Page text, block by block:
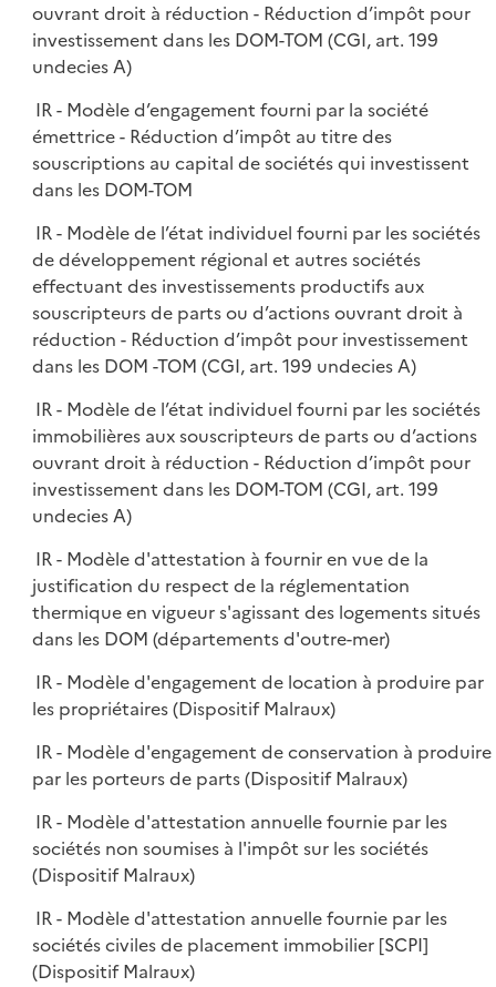
ouvrant droit à réduction - Réduction d’impôt pour
investissement dans les DOM-TOM (CGI, art. 199
undecies A)
IR - Modèle d’engagement fourni par la société
émettrice - Réduction d’impôt au titre des
souscriptions au capital de sociétés qui investissent
dans les DOM-TOM
IR - Modèle de l’état individuel fourni par les sociétés
de développement régional et autres sociétés
effectuant des investissements productifs aux
souscripteurs de parts ou d’actions ouvrant droit à
réduction - Réduction d’impôt pour investissement
dans les DOM -TOM (CGI, art. 199 undecies A)
IR - Modèle de l’état individuel fourni par les sociétés
immobilières aux souscripteurs de parts ou d’actions
ouvrant droit à réduction - Réduction d’impôt pour
investissement dans les DOM-TOM (CGI, art. 199
undecies A)
IR - Modèle d'attestation à fournir en vue de la
justification du respect de la réglementation
thermique en vigueur s'agissant des logements situés
dans les DOM (départements d'outre-mer)
IR - Modèle d'engagement de location à produire par
les propriétaires (Dispositif Malraux)
IR - Modèle d'engagement de conservation à produire
par les porteurs de parts (Dispositif Malraux)
IR - Modèle d'attestation annuelle fournie par les
sociétés non soumises à l'impôt sur les sociétés
(Dispositif Malraux)
IR - Modèle d'attestation annuelle fournie par les
sociétés civiles de placement immobilier [SCPI]
(Dispositif Malraux)